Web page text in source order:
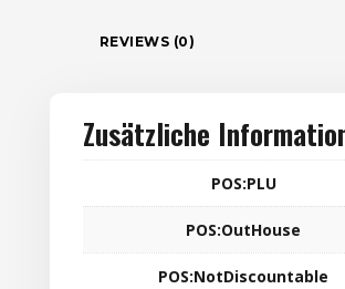
REVIEWS (0)
Zusätzliche
POS:PLU
POS:OutHouse
POS:NotDiscountable